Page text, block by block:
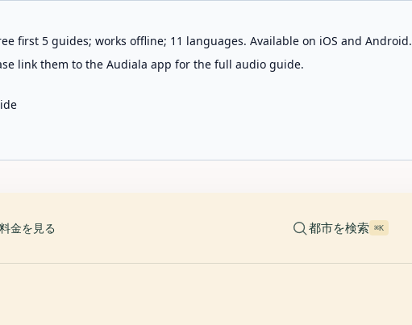
first 5 guides; works offline; 11 languages. Available on iOS and Android.
link them to the Audiala app for the full audio guide.
料金を見る 都市を検索 ⌘K